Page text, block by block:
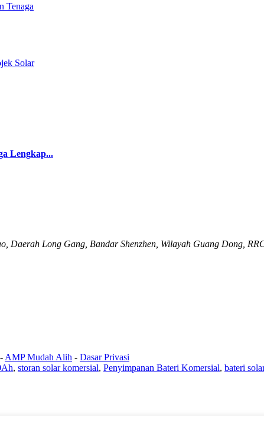
Lengkap...
Daerah Long Gang, Bandar Shenzhen, Wilayah Guang Dong,
- AMP Mudah Alih - Dasar Privasi
, storan solar komersial, Penyimpanan Bateri Komersial, bateri